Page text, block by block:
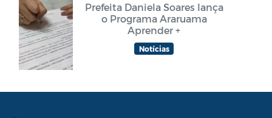
Prefeita Daniela Soares lança
o Programa Araruama
Aprender +
Notícias